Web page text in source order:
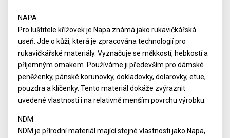
NAPA
Pro luštitele křížovek je Napa známá jako rukavičkářská
useň. Jde o kůži, která je zpracována technologií pro
rukavičkářské materiály. Vyznačuje se měkkostí, hebkostí a
příjemným omakem. Používáme ji především pro dámské
peněženky, pánské korunovky, dokladovky, dolarovky, etue,
pouzdra a klíčenky. Tento materiál dokáže zvýraznit
uvedené vlastnosti i na relativně menším povrchu výrobku.
NDM
NDM je přírodní materiál mající stejné vlastnosti jako Napa,